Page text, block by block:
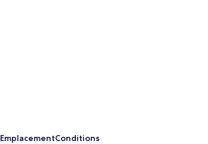
EmplacementConditions